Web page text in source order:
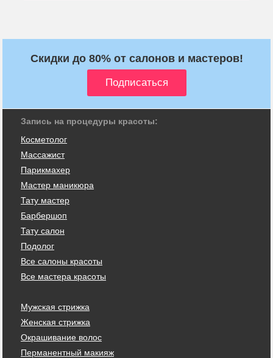
Скидки до 80% от салонов и мастеров!
Запись на процедуры красоты:
Косметолог
Массажист
Парикмахер
Мастер маникюра
Тату мастер
Барбершоп
Тату салон
Подолог
Все салоны красоты
Все мастера красоты
Мужская стрижка
Женская стрижка
Окрашивание волос
Перманентный макияж